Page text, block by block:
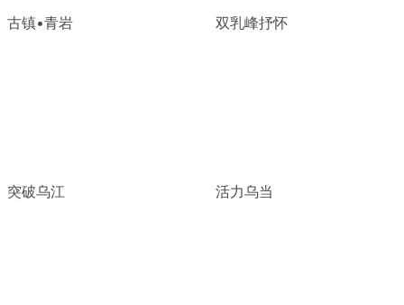
古镇•青岩 双乳峰抒怀
突破乌江 活力乌当